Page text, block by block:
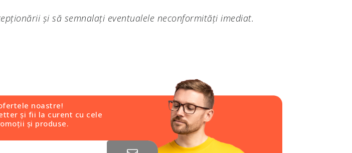
și să semnalați eventualele neconformități imediat.
noastre!
și fii la curent cu cele
și produse.